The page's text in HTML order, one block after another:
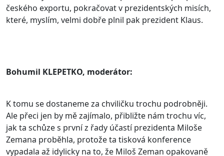
českého exportu, pokračovat v prezidentských misích,
které, myslím, velmi dobře plnil pak prezident Klaus.
Bohumil KLEPETKO, moderátor:
K tomu se dostaneme za chviličku trochu podrobněji.
Ale přeci jen by mě zajímalo, přibližte nám trochu víc,
jak ta schůze s první z řady účastí prezidenta Miloše
Zemana proběhla, protože ta tisková konference
vypadala až idylicky na to, že Miloš Zeman opakovaně